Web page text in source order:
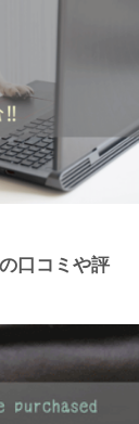
口コミや評